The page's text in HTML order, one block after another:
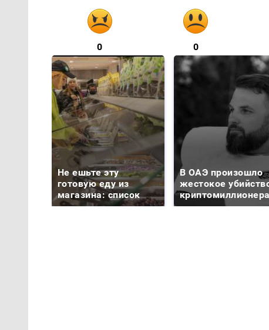
0 0
Не ешьте эту
готовую еду из
магазина: список
В ОАЭ произошло
жестокое
криптомиллионера